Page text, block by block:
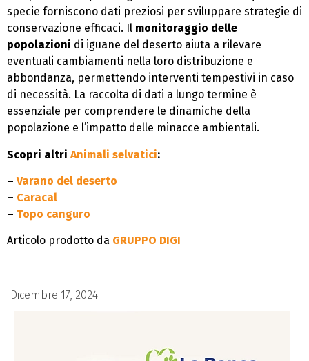
specie forniscono dati preziosi per sviluppare strategie di
conservazione efficaci. Il monitoraggio delle
popolazioni di iguane del deserto aiuta a rilevare
eventuali cambiamenti nella loro distribuzione e
abbondanza, permettendo interventi tempestivi in caso
di necessità. La raccolta di dati a lungo termine è
essenziale per comprendere le dinamiche della
popolazione e l’impatto delle minacce ambientali.
Scopri altri Animali selvatici:
– Varano del deserto
– Caracal
– Topo canguro
Articolo prodotto da GRUPPO DIGI
Dicembre 17, 2024